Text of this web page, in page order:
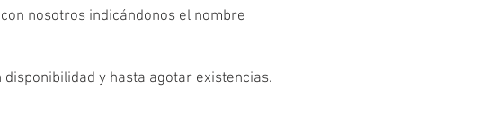
nosotros indicándonos el nombre
y hasta agotar existencias.